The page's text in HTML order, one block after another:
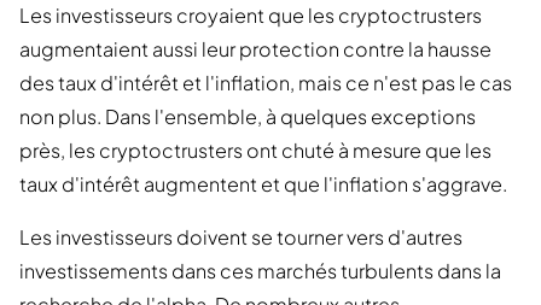
Les investisseurs croyaient que les cryptoctrusters
augmentaient aussi leur protection contre la hausse
des taux d'intérêt et l'inflation, mais ce n'est pas le cas
non plus. Dans l'ensemble, à quelques exceptions
près, les cryptoctrusters ont chuté à mesure que les
taux d'intérêt augmentent et que l'inflation s'aggrave.
Les investisseurs doivent se tourner vers d'autres
investissements dans ces marchés turbulents dans la